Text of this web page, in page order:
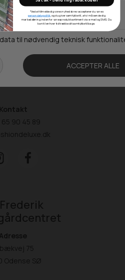
21 K
Odense S
09.00-15.30
09.00-17.00
Kontakt
65 90 45 89
Adresse
75
Odense SØ
*Ved at tilmelde dig vores nyhedsbrev accepterer du vores
persondatapolitik, og du giver samtykke til, at vi må sende dig
markedsføring inden for vores produktsortiment via e-mail og SMS. Du
kan til enhver tid trække dit samtykke tilbage.